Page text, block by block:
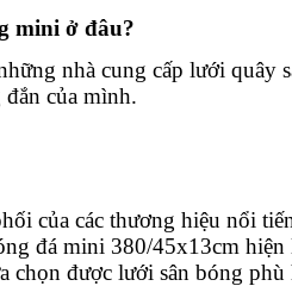
mini ở đâu?
nhà cung cấp lưới quây
của mình.
của các thương hiệu nổi
đá mini 380/45x13cm
chọn được lưới sân bóng